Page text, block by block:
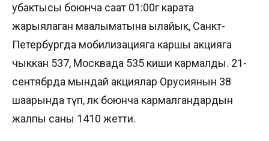
убактысы боюнча саат 01:00гө карата
жарыялаган маалыматына ылайык, Санкт-
Петербургда мобилизацияга каршы акцияга
чыккан 537, Москвада 535 киши кармалды. 21-
сентябрда мындай акциялар Орусиянын 38
шаарында өтүп, өлкө боюнча кармалгандардын
жалпы саны 1410 жетти.